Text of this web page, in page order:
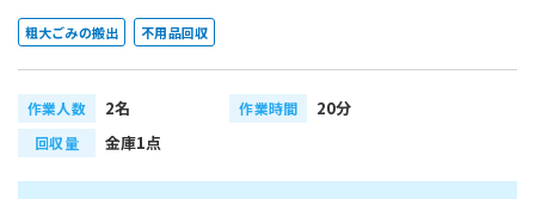
粗大ごみの搬出 不用品回収
作業人数 2名 作業時間 20分
回収量 金庫1点